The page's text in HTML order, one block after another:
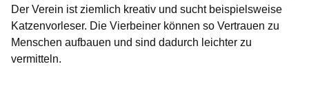
Der Verein ist ziemlich kreativ und sucht beispielsweise
Katzenvorleser. Die Vierbeiner können so Vertrauen zu
Menschen aufbauen und sind dadurch leichter zu
vermitteln.